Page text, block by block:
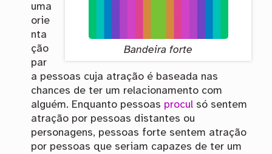
Bandeira forte
uma
orie
nta
ção
par
a pessoas cuja atração é baseada nas
chances de ter um relacionamento com
alguém. Enquanto pessoas proculsó sentem
atração por pessoas distantes ou
personagens, pessoas forte sentem atração
por pessoas que seriam capazes de ter um